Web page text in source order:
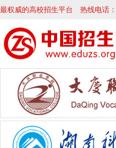
最权威的高校招生平台 热线电话